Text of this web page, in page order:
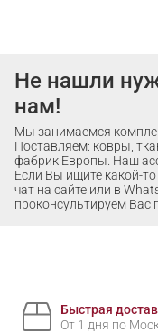
Не нашли
нам!
Мы занимаемся
Поставляем: ковры,
фабрик Европы. Наш
Если Вы ищите какой-
чат на сайте или в
проконсультируем Вас
Быстрая
От 1 дня по